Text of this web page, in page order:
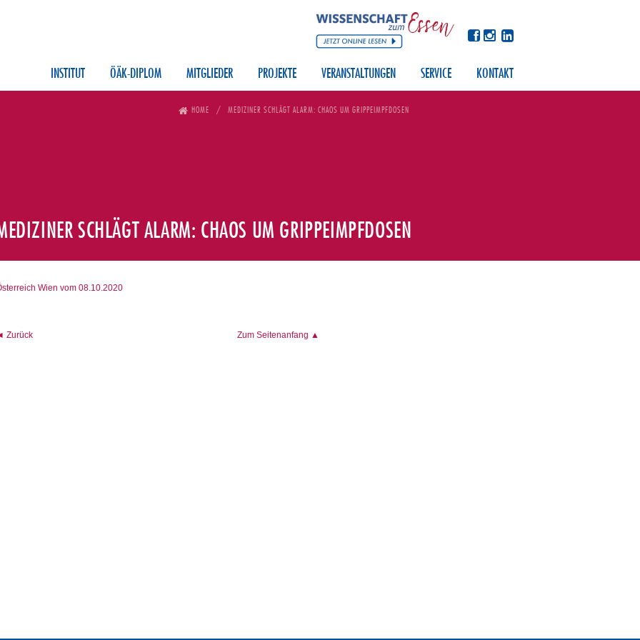
INSTITUT ÖÄK-DIPLOM MITGLIEDER PROJEKTE VERANSTALTUNGEN SERVICE KONTAKT
HOME MEDIZINER SCHLÄGT ALARM: CHAOS UM GRIPPEIMPFDOSEN
SCHLÄGT ALARM: CHAOS UM GRIPPEIMPFDOSEN
Wien vom 08.10.2020
Zurück Zum Seitenanfang ▲